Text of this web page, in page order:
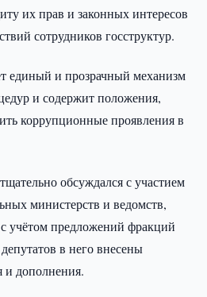
их прав и законных интересов
сотрудников госструктур.
единый и прозрачный механизм
и содержит положения,
коррупционные проявления в
обсуждался с участием
министерств и ведомств,
учётом предложений фракций
в него внесены
и дополнения.